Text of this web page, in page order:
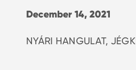
December 14, 2021
NYÁRI HANGULAT,